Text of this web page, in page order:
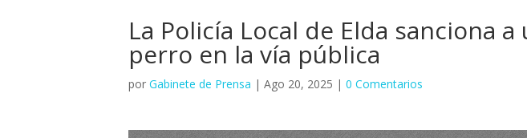
La Policía Local de Elda sanciona
perro en la vía pública
por Gabinete de Prensa | Ago 20, 2025 | 0 Comentarios